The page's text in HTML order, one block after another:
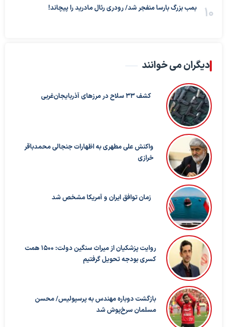
بمب بزرگ بارسا منفجر شد/ رودری رئال مادرید را پیچاند!
دیگران می خوانند
کشف ۳۳ سلاح در مرزهای آذربایجان‌غربی
واکنش علی مطهری به اظهارات جنجالی محمدباقر
خرازی
زمان توافق ایران و آمریکا مشخص شد
روایت پزشکیان از میراث سنگین دولت: ۱۵۰۰ همت
کسری بودجه تحویل گرفتیم
بازگشت دوباره مهندس به پرسپولیس/ محسن
مسلمان سرخ‌پوش شد